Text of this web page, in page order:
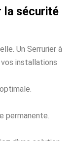
la sécurité
Un Serrurier à
installations
permanente.